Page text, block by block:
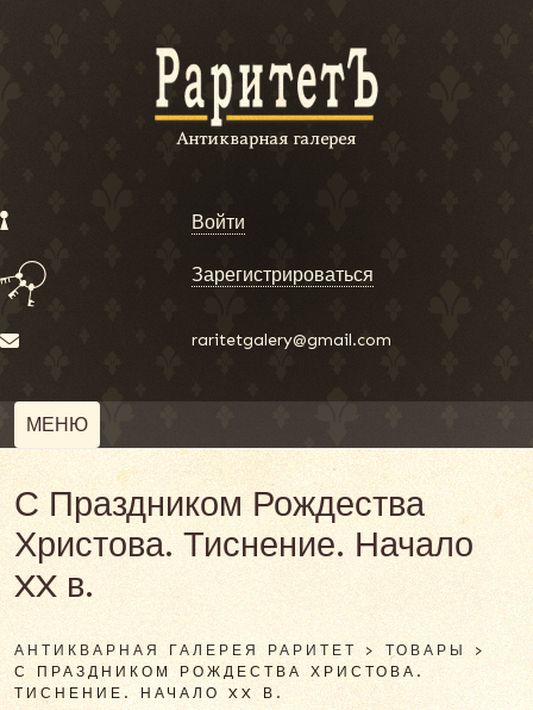
Войти
Зарегистрироваться
raritetgalery@gmail.com
МЕНЮ
С Праздником Рождества
Христова. Тиснение. Начало
XX в.
АНТИКВАРНАЯ ГАЛЕРЕЯ РАРИТЕТ >ТОВАРЫ >
С ПРАЗДНИКОМ РОЖДЕСТВА ХРИСТОВА.
ТИСНЕНИЕ. НАЧАЛО XX В.